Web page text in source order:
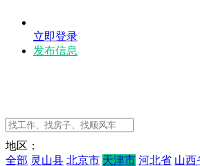
立即登录
发布信息
地区：
全部 灵山县 北京市 天津市 河北省 山西